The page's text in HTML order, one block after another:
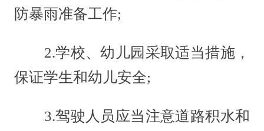
防暴雨准备工作;
2.学校、幼儿园采取适当措施，
保证学生和幼儿安全;
3.驾驶人员应当注意道路积水和